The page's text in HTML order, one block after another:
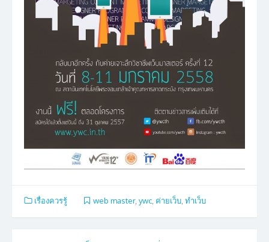
เรื่องควรรู้ web master, ywc, ค่ายเว็บ, ทำเว็บ